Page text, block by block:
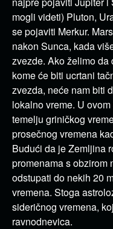
mogli videti) Pluton,
se pojaviti Merkur.
nakon Sunca, kada
zvezde. Ako želimo da
kome će biti ucrtani
zvezda, neće nam biti
lokalno vreme. U
temelju griničkog
prosečnog vremena
Budući da je Zemljina
promenama s obzirom
odstupati do nekih 20
vremena. Stoga
sideričnog vremena,
ravnodnevica.